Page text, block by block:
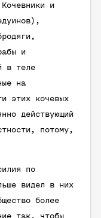
и
и
в теле
на
этих кочевых
действующий
потому,
по
видел в них
более